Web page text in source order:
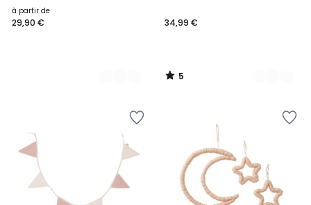
à partir de
29,90 € 34,99 €
5
/